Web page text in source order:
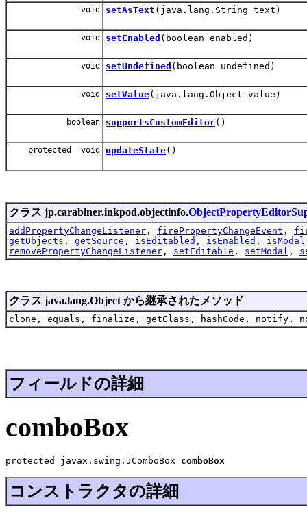
void setAsText (java.lang.String text)
void setEnabled (boolean enabled)
void setUndefined (boolean undefined)
void setValue(java.lang.Object value)
boolean supportsCustomEditor()
protected void updateState()
クラス jp.carabiner.inkpod.objectinfo.
addPropertyChangeListener , firePropertyChangeEvent ,
getObjects , getSource , isEditabled , isEnabled , isModal
removePropertyChangeListener , setEditable , setModal ,
クラス java.lang.Object から継承されたメソッド
clone, equals, finalize, getClass, hashCode,
フィールドの詳細
comboBox
protected javax.swing.JComboBox comboBox
コンストラクタの詳細